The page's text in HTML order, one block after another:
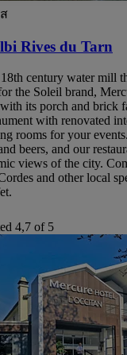
Rives du Tarn
century water mill
the Soleil brand,
its porch and brick
with renovated
rooms for your
beers, and our
views of the city.
and other local
4,7 of 5